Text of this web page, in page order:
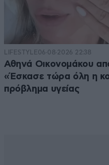
LIFESTYLE06·08·2026 22:38
Αθηνά Οικονομάκου
«Έσκασε τώρα όλη η
πρόβλημα υγείας